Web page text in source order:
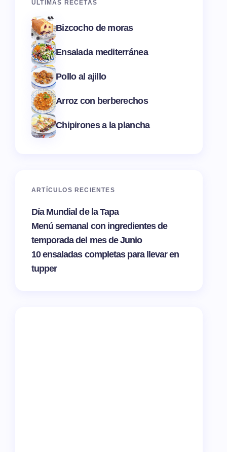
ÚLTIMAS RECETAS
Bizcocho de moras
Ensalada mediterránea
Pollo al ajillo
Arroz con berberechos
Chipirones a la plancha
ARTÍCULOS RECIENTES
Día Mundial de la Tapa
Menú semanal con ingredientes de
temporada del mes de Junio
10 ensaladas completas para llevar en
tupper